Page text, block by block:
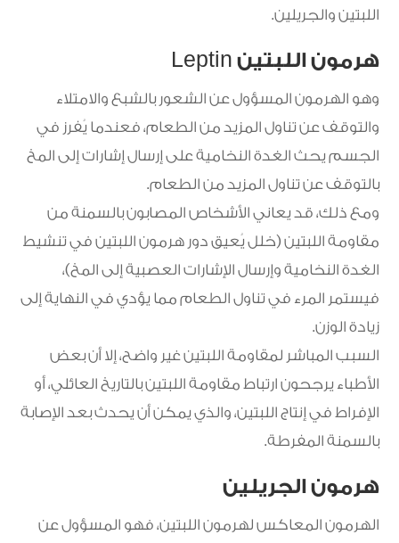
اللبتين والجريلين.
هرمون اللبتين Leptin
وهو الهرمون المسؤول عن الشعور بالشبع والامتلاء
والتوقف عن تناول المزيد من الطعام، فعندما يُفرز في
الجسم يحث الغدة النخامية على إرسال إشارات إلى المخ
بالتوقف عن تناول المزيد من الطعام.
ومع ذلك، قد يعاني الأشخاص المصابون بالسمنة من
مقاومة اللبتين (خلل يُعيق دور هرمون اللبتين في تنشيط
الغدة النخامية وإرسال الإشارات العصبية إلى المخ)،
فيستمر المرء في تناول الطعام مما يؤدي في النهاية إلى
زيادة الوزن.
السبب المباشر لمقاومة اللبتين غير واضح، إلا أن بعض
الأطباء يرجحون ارتباط مقاومة اللبتين بالتاريخ العائلي، أو
الإفراط في إنتاج اللبتين، والذي يمكن أن يحدث بعد الإصابة
بالسمنة المفرطة.
هرمون الجريلين
الهرمون المعاكس لهرمون اللبتين، فهو المسؤول عن